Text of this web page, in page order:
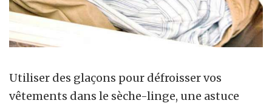
Utiliser des glaçons pour défroisser vos
vêtements dans le sèche-linge, une astuce